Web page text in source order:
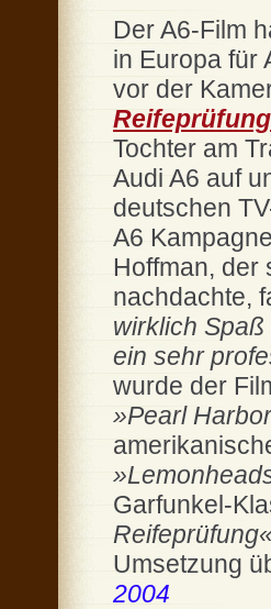
Der A6-Film
in Europa für
vor der
Tochter am
Audi A6 auf
deutschen
A6 Kampagne
Hoffman, der
nachdachte,
wirklich
ein sehr
wurde der
»Pearl
Garfunkel-
Umsetzung
2004